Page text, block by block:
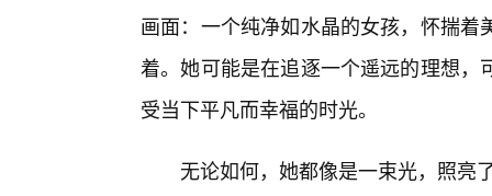
画面：一个纯净如水晶的女孩，怀揣
着。她可能是在追逐一个遥远的理想
受当下平凡而幸福的时光。
无论如何，她都像是一束光，照亮